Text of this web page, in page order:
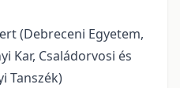
(Debreceni Egyetem,
Kar, Családorvosi és
Tanszék)